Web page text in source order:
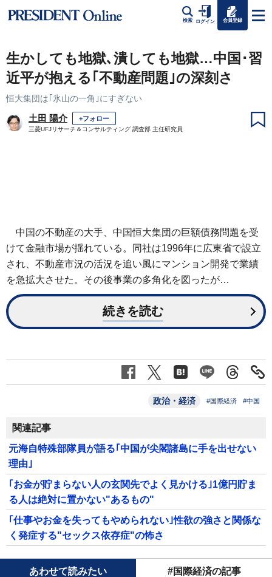
検索 ログイン 会員登録
生かしても地獄､潰しても地獄…中国･習
近平が抱える｢不動産問題｣の深刻さ
恒大集団は｢氷山の一角｣にすぎない
土田 陽介 +フォロー
三菱UFJリサーチ＆コンサルティング 調査部 主任研究員
中国の不動産の大手、中国恒大集団の巨額債務問題を受
けて金融市場が揺れている。同社は1996年に広東省で設立
され、不動産市況の活況を追い風にマンション開発で業績
を急拡大させた。その後事業の多角化を図ったが…
続きを読む
政治・経済 #国際経済 #中国
関連記事
元海自特殊部隊員が語る｢中国が尖閣諸島に手を出せない
理由｣
｢お金が貯まらない人の玄関先でよく見かける｣1億円貯ま
る人は絶対に置かない"あるもの"
｢仕事やお金を失ってもやめられない｣性欲の強さと関係な
く発症する"セックス依存症"の怖さ
あわせて読みたい #国際経済の記事